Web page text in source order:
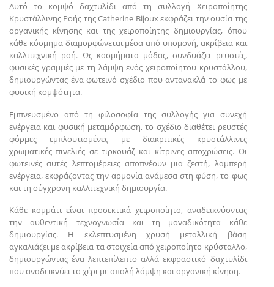
Αυτό το κομψό δαχτυλίδι από τη συλλογή Χειροποίητης
Κρυστάλλινης Ροής της Catherine Bijoux εκφράζει την ουσία της
οργανικής κίνησης και της χειροποίητης δημιουργίας, όπου
κάθε κόσμημα διαμορφώνεται μέσα από υπομονή, ακρίβεια και
καλλιτεχνική ροή. Ως κοσμήματα μόδας, συνδυάζει ρευστές,
φυσικές γραμμές με τη λάμψη ενός χειροποίητου κρυστάλλου,
δημιουργώντας ένα φωτεινό σχέδιο που αντανακλά το φως με
φυσική κομψότητα.
Εμπνευσμένο από τη φιλοσοφία της συλλογής για συνεχή
ενέργεια και φυσική μεταμόρφωση, το σχέδιο διαθέτει ρευστές
φόρμες εμπλουτισμένες με διακριτικές κρυστάλλινες
χρωματικές πινελιές σε τιρκουάζ και κίτρινες αποχρώσεις. Οι
φωτεινές αυτές λεπτομέρειες αποπνέουν μια ζεστή, λαμπερή
ενέργεια, εκφράζοντας την αρμονία ανάμεσα στη φύση, το φως
και τη σύγχρονη καλλιτεχνική δημιουργία.
Κάθε κομμάτι είναι προσεκτικά χειροποίητο, αναδεικνύοντας
την αυθεντική τεχνογνωσία και τη μοναδικότητα κάθε
δημιουργίας. Η εκλεπτυσμένη χρυσή μεταλλική βάση
αγκαλιάζει με ακρίβεια τα στοιχεία από χειροποίητο κρύσταλλο,
δημιουργώντας ένα λεπτεπίλεπτο αλλά εκφραστικό δαχτυλίδι
που αναδεικνύει το χέρι με απαλή λάμψη και οργανική κίνηση.